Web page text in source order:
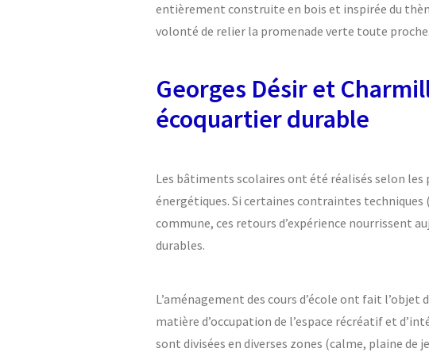
entièrement construite en bois et inspirée du
volonté de relier la promenade verte toute proche.
Georges Désir et
écoquartier durable
Les bâtiments scolaires ont été réalisés selon
énergétiques. Si certaines contraintes
commune, ces retours d’expérience nourrissent
durables.
L’aménagement des cours d’école ont fait
matière d’occupation de l’espace récréatif et
sont divisées en diverses zones (calme, plaine de